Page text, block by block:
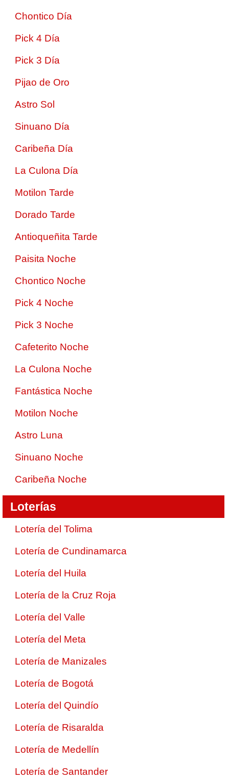
Chontico Día
Pick 4 Día
Pick 3 Día
Pijao de Oro
Astro Sol
Sinuano Día
Caribeña Día
La Culona Día
Motilon Tarde
Dorado Tarde
Antioqueñita Tarde
Paisita Noche
Chontico Noche
Pick 4 Noche
Pick 3 Noche
Cafeterito Noche
La Culona Noche
Fantástica Noche
Motilon Noche
Astro Luna
Sinuano Noche
Caribeña Noche
Loterías
Lotería del Tolima
Lotería de Cundinamarca
Lotería del Huila
Lotería de la Cruz Roja
Lotería del Valle
Lotería del Meta
Lotería de Manizales
Lotería de Bogotá
Lotería del Quindío
Lotería de Risaralda
Lotería de Medellín
Lotería de Santander